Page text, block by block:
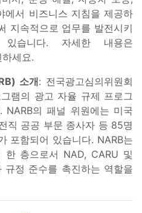
서 비즈니스 지침을 제공하
지속적으로 업무를 발전시키
습니다. 자세한 내용은
세요.
소개: 전국광고심의위원회
램의 광고 자율 규제 프로그
NARB의 패널 위원에는 미국
직 공공 부문 종사자 등 85명
포함되어 있습니다. NARB는
한 층으로서 NAD, CARU 및
규정 준수를 촉진하는 역할을